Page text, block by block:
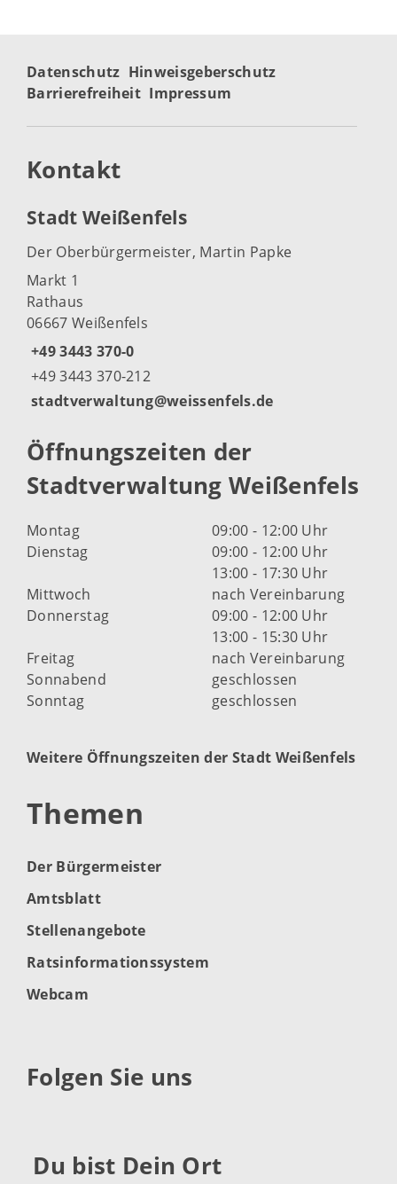
Datenschutz Hinweisgeberschutz
Barrierefreiheit Impressum
Kontakt
Stadt Weißenfels
Der Oberbürgermeister, Martin Papke
Markt 1
Rathaus
06667 Weißenfels
+49 3443 370-0
+49 3443 370-212
stadtverwaltung@weissenfels.de
Öffnungszeiten der
Stadtverwaltung Weißenfels
Montag
09:00 - 12:00 Uhr
Dienstag
09:00 - 12:00 Uhr
13:00 - 17:30 Uhr
Mittwoch
nach Vereinbarung
Donnerstag
09:00 - 12:00 Uhr
13:00 - 15:30 Uhr
Freitag
nach Vereinbarung
Sonnabend
geschlossen
Sonntag
geschlossen
Weitere Öffnungszeiten der Stadt Weißenfels
Themen
Der Bürgermeister
Amtsblatt
Stellenangebote
Ratsinformationssystem
Webcam
Folgen Sie uns
Du bist Dein Ort